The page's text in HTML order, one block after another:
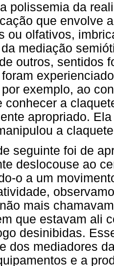
polissemia da
que envolve
ou olfativos,
mediação
outros, sentidos
exemplo, ao
conhecer a
apropriado.
a
seguinte foi de
deslocouse ao
o a um
mais
que estavam ali
desinibidas.
dos mediadores
e a